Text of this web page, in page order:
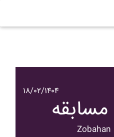
۱۸/۰۲/۱۴۰۴